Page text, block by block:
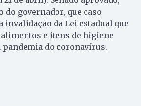
do governador, que caso
invalidação da Lei estadual que
e itens de higiene
pandemia do coronavírus.